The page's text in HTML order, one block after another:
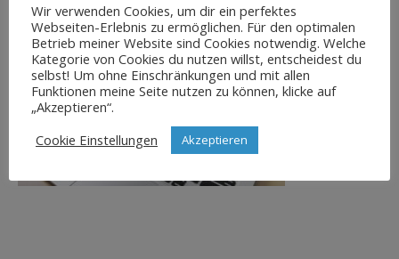
Wir verwenden Cookies, um dir ein perfektes
Webseiten-Erlebnis zu ermöglichen. Für den optimalen
Betrieb meiner Website sind Cookies notwendig. Welche
Kategorie von Cookies du nutzen willst, entscheidest du
selbst! Um ohne Einschränkungen und mit allen
Funktionen meine Seite nutzen zu können, klicke auf
„Akzeptieren“.
Cookie Einstellungen
Akzeptieren